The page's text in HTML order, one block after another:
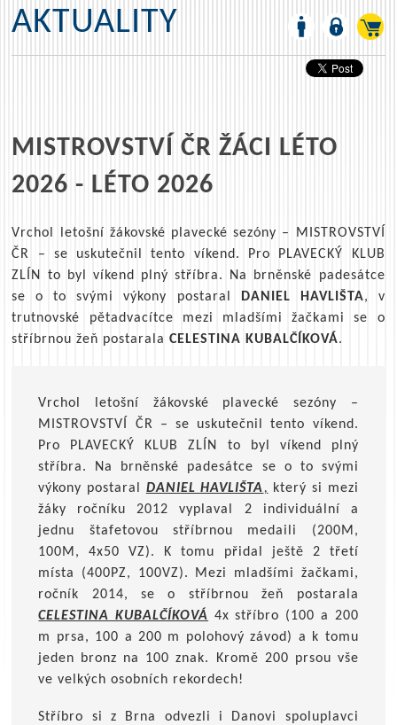
AKTUALITY
MISTROVSTVÍ ČR ŽÁCI LÉTO
2026 - LÉTO 2026
Vrchol letošní žákovské plavecké sezóny – MISTROVSTVÍ
ČR – se uskutečnil tento víkend. Pro PLAVECKÝ KLUB
ZLÍN to byl víkend plný stříbra. Na brněnské padesátce
se o to svými výkony postaral
DANIEL HAVLIŠTA, v
trutnovské pětadvacítce mezi mladšími žačkami se o
stříbrnou žeň postaralaCELESTINA KUBALČÍKOVÁ.
Vrchol letošní žákovské plavecké sezóny –
MISTROVSTVÍ ČR – se uskutečnil tento víkend.
Pro PLAVECKÝ KLUB ZLÍN to byl víkend plný
stříbra. Na brněnské padesátce se o to svými
výkony postaral DANIEL HAVLIŠTA, který si mezi
žáky ročníku 2012 vyplaval 2 individuální a
jednu štafetovou stříbrnou medaili (200M,
100M, 4x50 VZ). K tomu přidal ještě 2 třetí
místa (400PZ, 100VZ). Mezi mladšími žačkami,
ročník 2014, se o stříbrnou žeň postarala
CELESTINA KUBALČÍKOVÁ 4x stříbro (100 a 200
m prsa, 100 a 200 m polohový závod) a k tomu
jeden bronz na 100 znak. Kromě 200 prsou vše
ve velkých osobních rekordech!
Stříbro si z Brna odvezli i Danovi spoluplavci